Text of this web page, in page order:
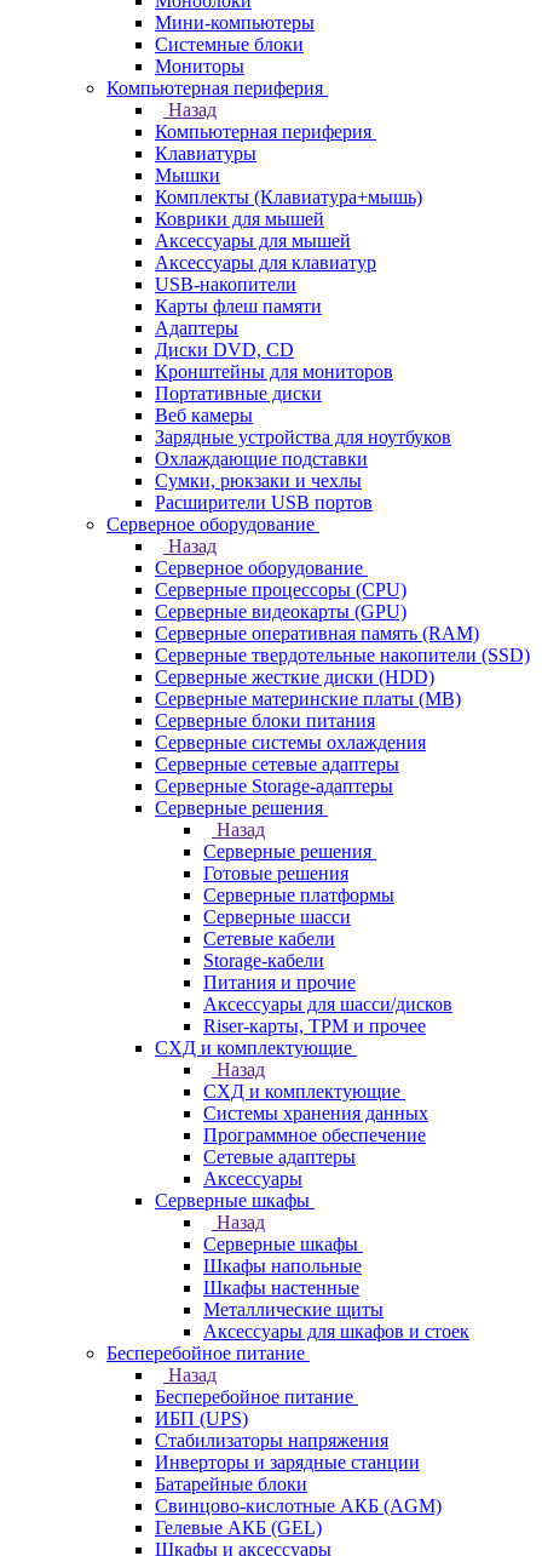
Мини-компьютеры
Системные блоки
Мониторы
Компьютерная периферия
Назад
Компьютерная периферия
Клавиатуры
Мышки
Комплекты (Клавиатура+мышь)
Коврики для мышей
Аксессуары для мышей
Аксессуары для клавиатур
USB-накопители
Карты флеш памяти
Адаптеры
Диски DVD, CD
Кронштейны для мониторов
Портативные диски
Веб камеры
Зарядные устройства для ноутбуков
Охлаждающие подставки
Сумки, рюкзаки и чехлы
Расширители USB портов
Серверное оборудование
Назад
Серверное оборудование
Серверные процессоры (CPU)
Серверные видеокарты (GPU)
Серверные оперативная память (RAM)
Серверные твердотельные накопители (SSD)
Серверные жесткие диски (HDD)
Серверные материнские платы (MB)
Серверные блоки питания
Серверные системы охлаждения
Серверные сетевые адаптеры
Серверные Storage-адаптеры
Серверные решения
Назад
Серверные решения
Готовые решения
Серверные платформы
Серверные шасси
Сетевые кабели
Storage-кабели
Питания и прочие
Аксессуары для шасси/дисков
Riser-карты, TPM и прочее
СХД и комплектующие
Назад
СХД и комплектующие
Системы хранения данных
Программное обеспечение
Сетевые адаптеры
Аксессуары
Серверные шкафы
Назад
Серверные шкафы
Шкафы напольные
Шкафы настенные
Металлические щиты
Аксессуары для шкафов и стоек
Бесперебойное питание
Назад
Бесперебойное питание
ИБП (UPS)
Стабилизаторы напряжения
Инверторы и зарядные станции
Батарейные блоки
Свинцово-кислотные АКБ (AGM)
Гелевые АКБ (GEL)
Шкафы и аксессуары